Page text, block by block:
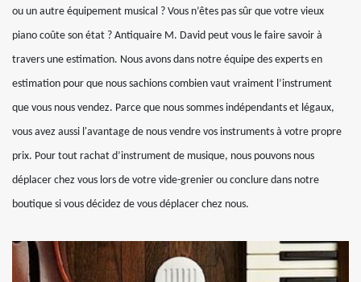
ou un autre équipement musical ? Vous n’êtes pas sûr que votre vieux
piano coûte son état ? Antiquaire M. David peut vous le faire savoir à
travers une estimation. Nous avons dans notre équipe des experts en
estimation pour que nous sachions combien vaut vraiment l’instrument
que vous nous vendez. Parce que nous sommes indépendants et légaux,
vous avez aussi l'avantage de nous vendre vos instruments à votre propre
prix. Pour tout rachat d’instrument de musique, nous pouvons nous
déplacer chez vous lors de votre vide-grenier ou conclure dans notre
boutique si vous décidez de vous déplacer chez nous.